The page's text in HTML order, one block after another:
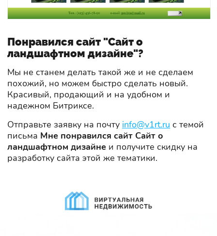
Понравился сайт "Сайт о
ландшафтном дизайне"?
Мы не станем делать такой же и не сделаем
похожий, но можем быстро сделать новый.
Красивый, продающий и на удобном и
надежном Битриксе.
Отправьте заявку на почту info@v1rt.ru с темой
письма Мне понравился сайт Сайт о
ландшафтном дизайне и получите скидку на
разработку сайта этой же тематики.